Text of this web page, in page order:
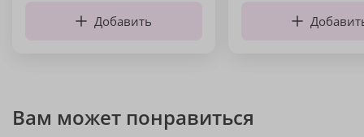
Добавить
Вам может понравиться